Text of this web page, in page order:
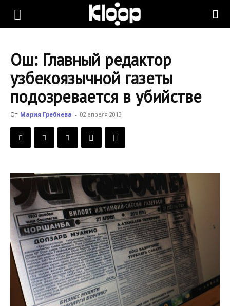
KLOOP.KG
Новости
Кыргызстана
Ош: Главный редактор
узбекоязычной газеты
подозревается в убийстве
От Мария Гребнева - 02 апреля 2013